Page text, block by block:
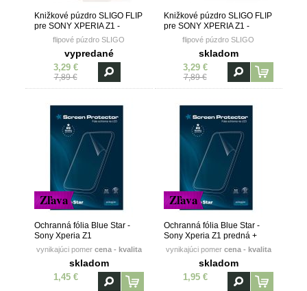
Knižkové púzdro SLIGO FLIP
pre SONY XPERIA Z1 -
čierneflipové púzdro SLIGO
vypredané
3,29 €
7,89 €
Knižkové púzdro SLIGO FLIP
pre SONY XPERIA Z1 -
fialovéflipové púzdro SLIGO
skladom
3,29 €
7,89 €
Zľava
Ochranná fólia Blue Star -
Sony Xperia Z1
vynikajúci pomer cena - kvalita
skladom
1,45 €
Zľava
Ochranná fólia Blue Star -
Sony Xperia Z1 predná +
zadná
vynikajúci pomer cena - kvalita
skladom
1,95 €